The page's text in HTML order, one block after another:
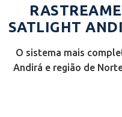
SATLIGHT
O sistema mais
Andirá e região de